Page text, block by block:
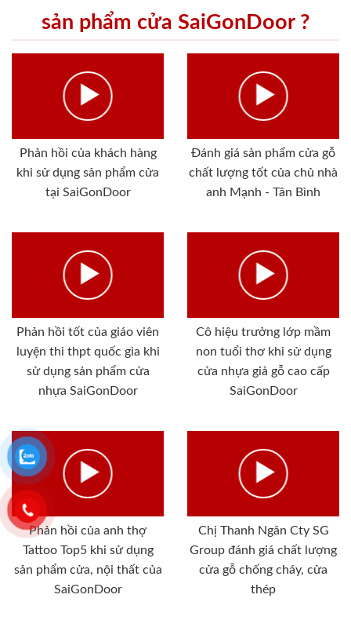
sản phẩm cửa SaiGonDoor ?
Phản hồi của khách hàng
khi sử dụng sản phẩm cửa
tại SaiGonDoor
Đánh giá sản phẩm cửa gỗ
chất lượng tốt của chủ nhà
anh Mạnh - Tân Bình
Phản hồi tốt của giáo viên
luyện thi thpt quốc gia khi
sử dụng sản phẩm cửa
nhựa SaiGonDoor
Cô hiệu trưởng lớp mầm
non tuổi thơ khi sử dụng
cửa nhựa giả gỗ cao cấp
SaiGonDoor
Phản hồi của anh thợ
Tattoo Top5 khi sử dụng
sản phẩm cửa, nội thất của
SaiGonDoor
Chị Thanh Ngân Cty SG
Group đánh giá chất lượng
cửa gỗ chống cháy, cửa
thép